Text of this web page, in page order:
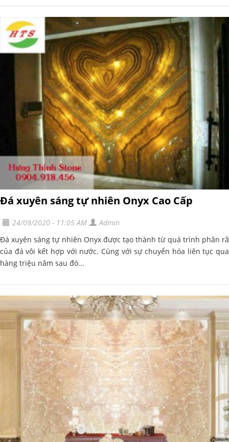
Đá xuyên sáng tự nhiên Onyx Cao Cấp
24/09/2020 - 11:05 AM
Admin
Đá xuyên sáng tự nhiên Onyx được tạo thành từ quá trình phân rã
của đá vôi kết hợp với nước. Cùng với sự chuyển hóa liên tục qua
hàng triệu năm sau đó...